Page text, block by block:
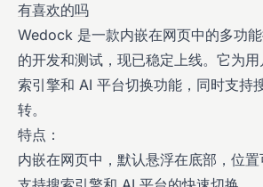
有喜欢的吗
Wedock 是一款内嵌在网页中的多功
的开发和测试，现已稳定上线。它为
索引擎和 AI 平台切换功能，同时支持
转。
特点：
内嵌在网页中，默认悬浮在底部，位置